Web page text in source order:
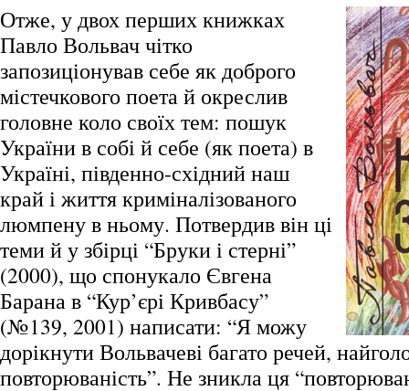
Отже, у двох перших книжках
Павло Вольвач чітко
запозиціонував себе як доброго
містечкового поета й окреслив
головне коло своїх тем: пошук
України в собі й себе (як поета) в
Україні, південно-східний наш
край і життя криміналізованого
люмпену в ньому. Потвердив він ці
теми й у збірці “Бруки і стерні”
(2000), що спонукало Євгена
Барана в “Кур’єрі Кривбасу”
(№139, 2001) написати: “Я можу
дорікнути Вольвачеві багато речей,
повторюваність”. Не зникла ця